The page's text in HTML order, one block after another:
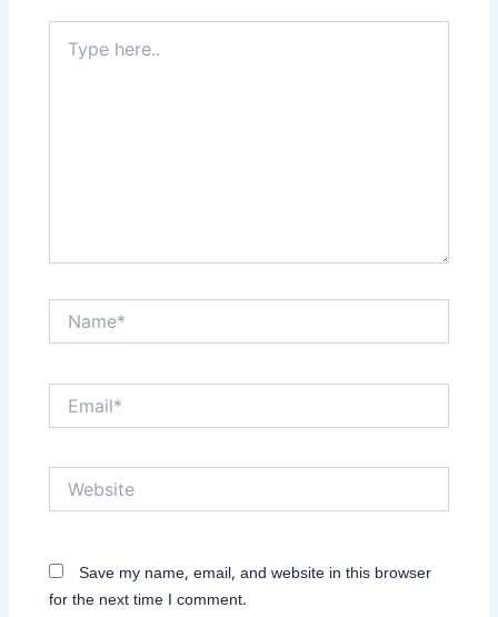
here..
Save my name, email, and website in this browser
for the next time I comment.